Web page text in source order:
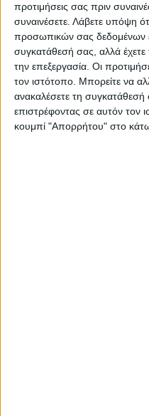
προτιμήσεις σας πριν
συναινέσετε. Λάβετε υπόψη
προσωπικών σας δεδομένων
συγκατάθεσή σας, αλλά έχετε
την επεξεργασία. Οι
τον ιστότοπο. Μπορείτε να
ανακαλέσετε τη
επιστρέφοντας σε αυτόν τον
κουμπί "Απορρήτου" στο
00:00
Πρόγραμμα
Αναπαραγωγής
Βίντεο